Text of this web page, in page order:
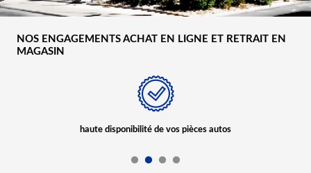
NOS ENGAGEMENTS ACHAT EN LIGNE ET RETRAIT EN
MAGASIN
haute disponibilité de vos pièces autos